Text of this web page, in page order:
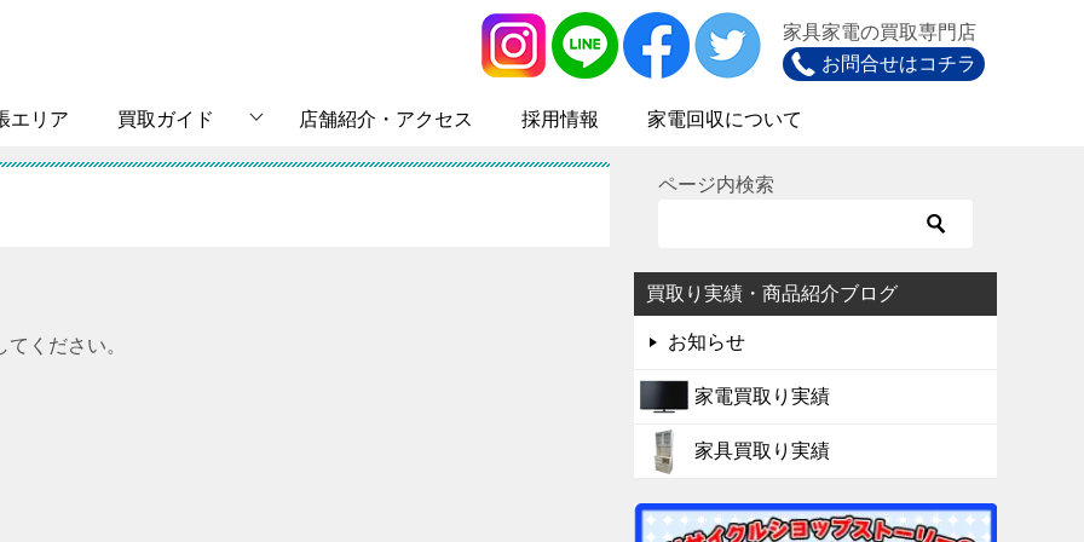
家具家電の買取専門店
お問合せはコチラ
エリア 買取ガイド 店舗紹介・アクセス 採用情報 家電回収について
ください。
ページ内検索
買取り実績・商品紹介ブログ
お知らせ
家電買取り実績
家具買取り実績